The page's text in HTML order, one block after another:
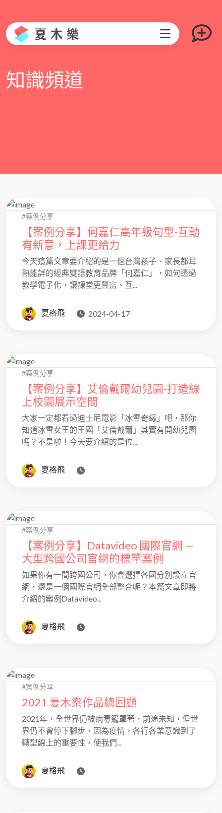
知識頻道
#案例分享
【案例分享】何嘉仁高年級句型-互動
有新意，上課更給力
今天這篇文章要介紹的是一個台灣孩子、家長都耳
熟能詳的經典雙語教育品牌「何嘉仁」，如何透過
教學電子化，讓課堂更豐富、互...
夏格飛 2024-04-17
#案例分享
【案例分享】艾倫戴爾幼兒園-打造線
上校園展示空間
大家一定都看過迪士尼電影「冰雪奇緣」吧，那你
知道冰雪女王的王國「艾倫戴爾」其實有開幼兒園
嗎？不是啦！今天要介紹的是位...
夏格飛
#案例分享
【案例分享】Datavideo 國際官網 —
大型跨國公司官網的標竿案例
如果你有一間跨國公司，你會選擇各國分別設立官
網，還是一個國際官網全部整合呢？本篇文章即將
介紹的案例Datavideo...
夏格飛
#案例分享
2021 夏木樂作品總回顧
2021年，全世界仍被病毒籠罩著，前途未知，但世
界仍不曾停下腳步，因為疫情，各行各業意識到了
轉型線上的重要性，使我們...
夏格飛